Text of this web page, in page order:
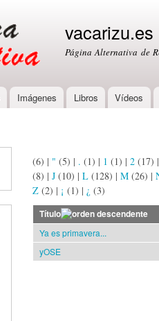
vacarizu.es
Página Alternativa de
Imágenes Libros Vídeos
(6) | " (5) | . (1) | 1 (1) | 2 (17)
(8) | J (10) | L (128) | M (26) |
Z (2) | ¡ (1) | ¿ (3)
Título
Ya es primavera...
yOSE